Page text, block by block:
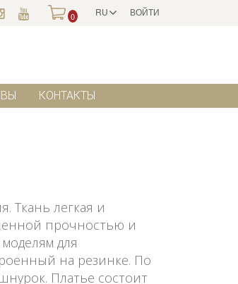
ВОЙТИ
RU
0
КОНТАКТЫ
Ткань легкая и
прочностью и
для
на резинке. По
Платье состоит